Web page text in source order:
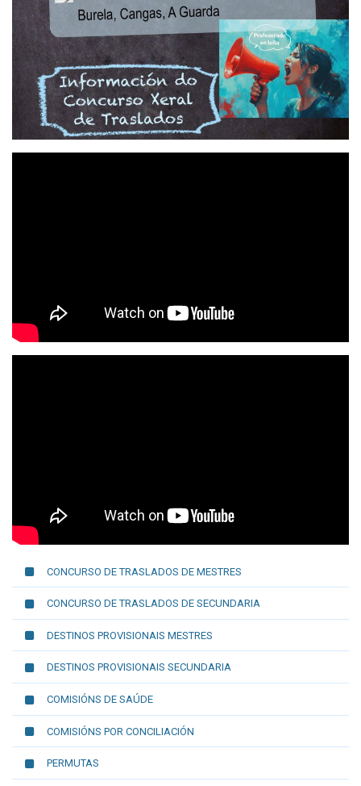
CONCURSO DE TRASLADOS DE MESTRES
CONCURSO DE TRASLADOS DE SECUNDARIA
DESTINOS PROVISIONAIS MESTRES
DESTINOS PROVISIONAIS SECUNDARIA
COMISIÓNS DE SAÚDE
COMISIÓNS POR CONCILIACIÓN
PERMUTAS